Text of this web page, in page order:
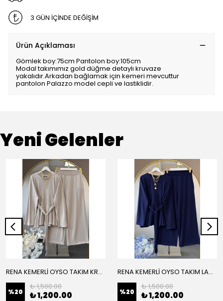
3 GÜN İÇİNDE DEĞİŞİM
Ürün Açıklaması
Gömlek boy:75cm Pantolon boy:105cm
Modal takımımız gold düğme detaylı kruvaze
yakalıdır.Arkadan bağlamak için kemeri mevcuttur
pantolon Palazzo model cepli ve lastiklidir.
Yeni Gelenler
RENA KEMERLİ OYSO TAKIM KREM
%20
₺ 1,500.00
₺ 1,200.00
RENA KEMERLİ OYSO TAKIM LACİVERT
%20
₺ 1,500.00
₺ 1,200.00